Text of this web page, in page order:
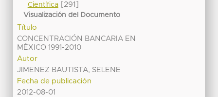
Científica[291]
Visualización del Documento
Título
CONCENTRACIÓN BANCARIA EN
MÉXICO 1991-2010
Autor
JIMENEZ BAUTISTA, SELENE
Fecha de publicación
2012-08-01